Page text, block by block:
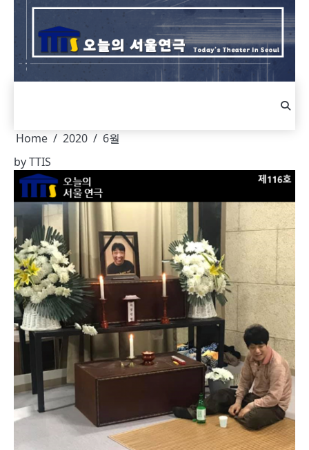
Skip
content
Home 2020
6월
byTTIS